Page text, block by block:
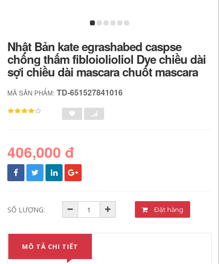
Nhật Bản kate egrashabed caspse
chống thấm fibloiolioliol Dye chiều dài
sợi chiều dài mascara chuốt mascara
MÃ SẢN PHẨM: TD-651527841016
406,000 đ
SỐ LƯỢNG: Đặt hàng
MÔ TẢ CHI TIẾT